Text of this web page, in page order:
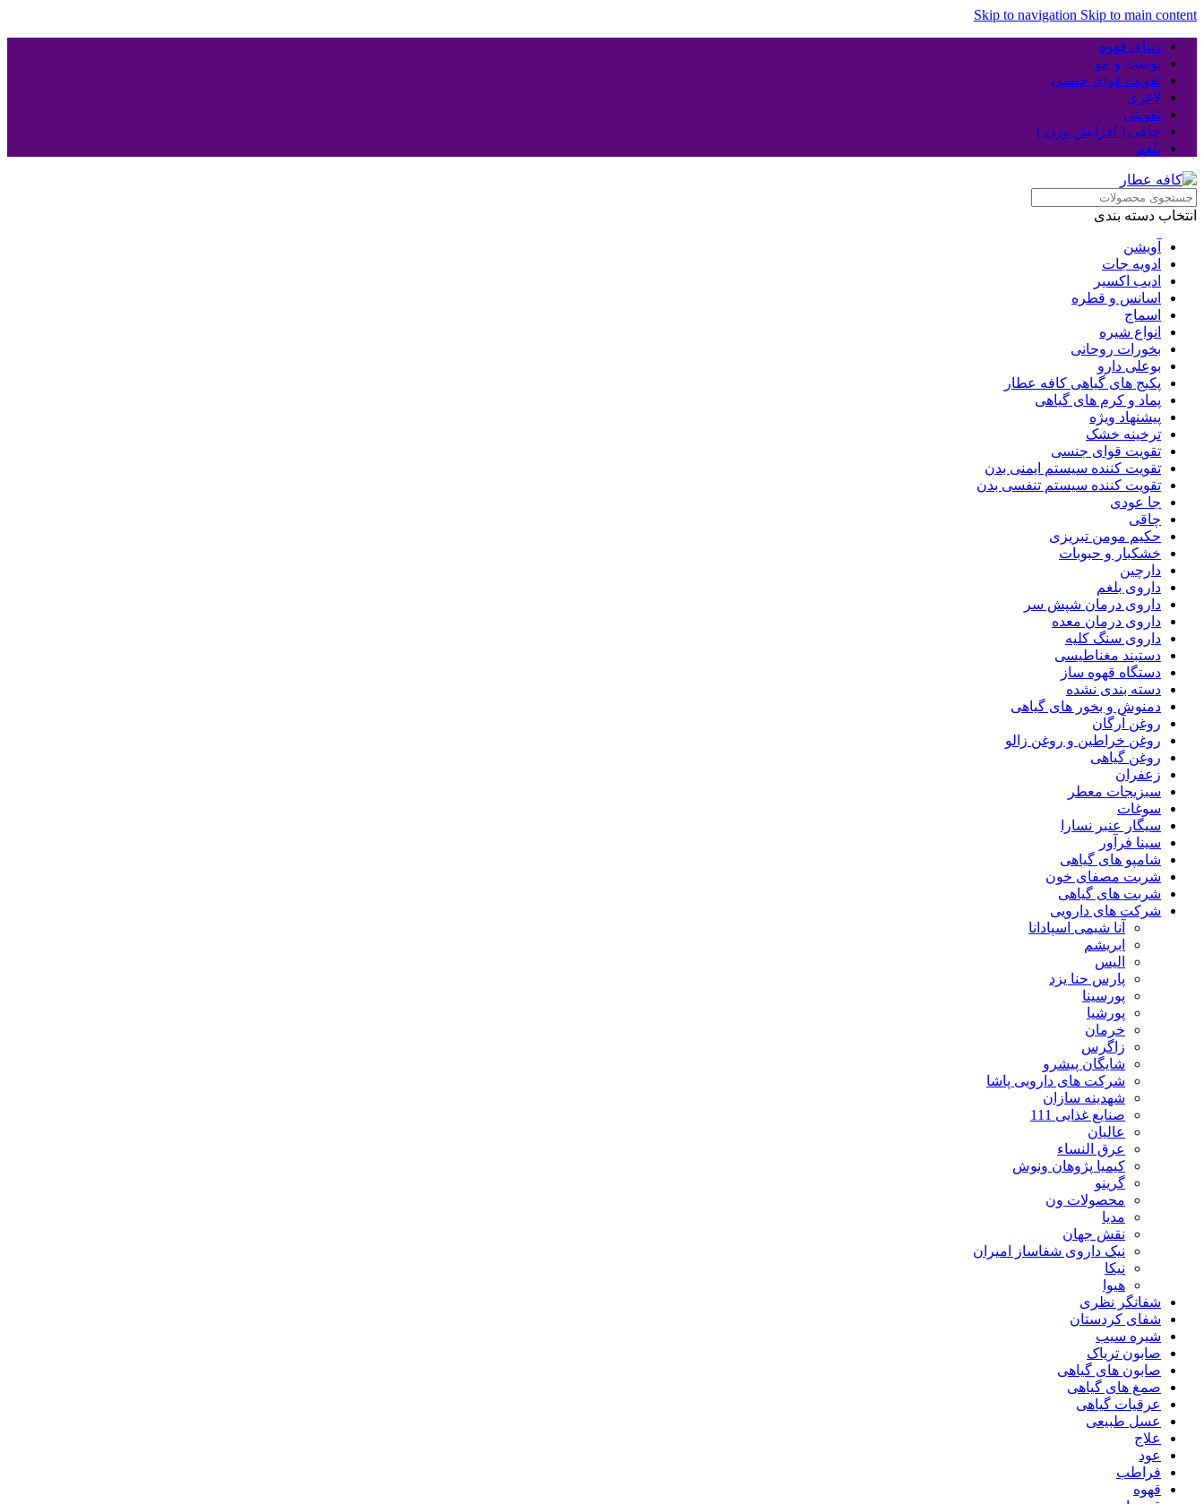
Skip to navigation Skip to main content
دنیای قهوه
پوست و مو
تقویت قوای جنسی
لاغری
تقویتی
چاقی ( افزایش وزن )
بلغم
انتخاب دسته بندی
آویشن
ادویه جات
ادیب اکسیر
اسانس و قطره
اسماج
انواع شیره
بخورات روحانی
بوعلی دارو
پکیج های گیاهی کافه عطار
پماد و کرم های گیاهی
پیشنهاد ویژه
ترخینه خشک
تقویت قوای جنسی
تقویت کننده سیستم ایمنی بدن
تقویت کننده سیستم تنفسی بدن
جا عودی
چاقی
حکیم مومن تبریزی
خشکبار و حبوبات
دارچین
داروی بلغم
داروی درمان شپش سر
داروی درمان معده
داروی سنگ کلیه
دستبند مغناطیسی
دستگاه قهوه ساز
دسته بندی نشده
دمنوش و بخور های گیاهی
روغن آرگان
روغن خراطین و روغن زالو
روغن گیاهی
زعفران
سبزیجات معطر
سوغات
سیگار عنبر نسارا
سینا فرآور
شامپو های گیاهی
شربت مصفای خون
شربت های گیاهی
شرکت های دارویی
آنا شیمی اسپادانا
ابریشم
الیس
پارس حنا یزد
پورسینا
پورشیا
خرمان
زاگرس
شایگان پیشرو
شرکت های دارویی پاشا
شهدینه سازان
صنایع غذایی 111
عالیان
عرق النساء
کیمیا پژوهان ونوش
گرینو
محصولات ون
مدیا
نقش جهان
نیک داروی شفاساز امیران
نیکا
هیوا
شفانگر نظری
شفای کردستان
شیره سیب
صابون تریاک
صابون های گیاهی
صمغ های گیاهی
عرقیات گیاهی
عسل طبیعی
علاج
عود
فراطب
قهوه